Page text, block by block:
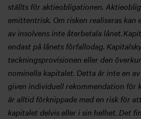
ställts för aktieobligationen.
emittentrisk. Om risken realiseras
av insolvens inte återbetala lånet.
endast på lånets förfallodag.
teckningsprovisionen eller den
nominella kapitalet. Detta är inte en
given individuell rekommendation för
är alltid förknippade med en risk för
kapitalet delvis eller i sin helhet. Det